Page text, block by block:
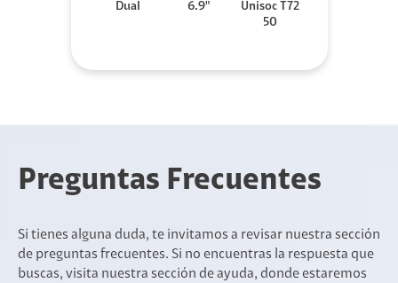
Dual
6.9"
Unisoc T72
50
Preguntas Frecuentes
Si tienes alguna duda, te invitamos a revisar nuestra sección
de preguntas frecuentes. Si no encuentras la respuesta que
buscas, visita nuestra sección de ayuda, donde estaremos